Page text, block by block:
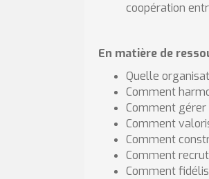
coopération
En matière de
Quelle
Comment
Comment gérer
Comment
Comment
Comment
Comment